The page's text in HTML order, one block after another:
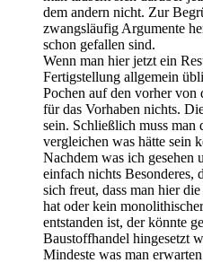
dem andern nicht. Zur
zwangsläufig Argumente
schon gefallen sind.
Wenn man hier jetzt ein
Fertigstellung allgemein
Pochen auf den vorher von
für das Vorhaben nichts.
sein. Schließlich muss man
vergleichen was hätte sein
Nachdem was ich gesehen
einfach nichts Besonderes,
sich freut, dass man hier
hat oder kein
entstanden ist, der könnte
Baustoffhandel hingesetzt
Mindeste was man